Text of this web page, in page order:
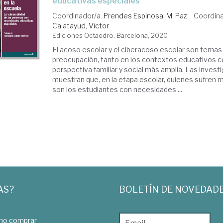
Coordinador/a. Prendes Espinosa, M. Paz
Calatayud, Víctor
Ediciones Octaedro. Barcelona, 2020
El acoso escolar y el ciberacoso escolar son
preocupación, tanto en los contextos educativos
perspectiva familiar y social más amplia. Las
muestran que, en la etapa escolar, quienes sufren
son los estudiantes con necesidades ...
comprar
BOLETÍN DE